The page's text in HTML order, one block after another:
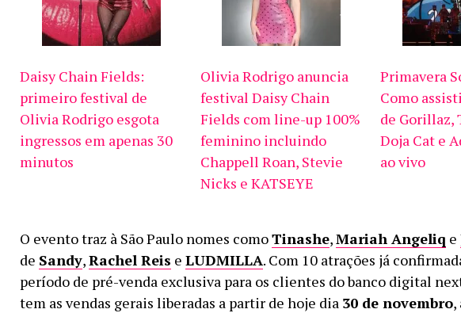
Daisy Chain Fields:
primeiro festival de
Olivia Rodrigo esgota
ingressos em apenas 30
minutos
Olivia Rodrigo anuncia
festival Daisy Chain
Fields com line-up 100%
feminino incluindo
Chappell Roan, Stevie
Nicks e KATSEYE
Primavera
Como
de Gorillaz,
Doja Cat e
ao vivo
O evento traz à São Paulo nomes comoTinashe,Mariah Angeliq e
de Sandy,Rachel Reis e LUDMILLA. Com 10 atrações já
período de pré-venda exclusiva para os clientes do banco digital
tem as vendas gerais liberadas a partir de hoje dia 30 de novembro,